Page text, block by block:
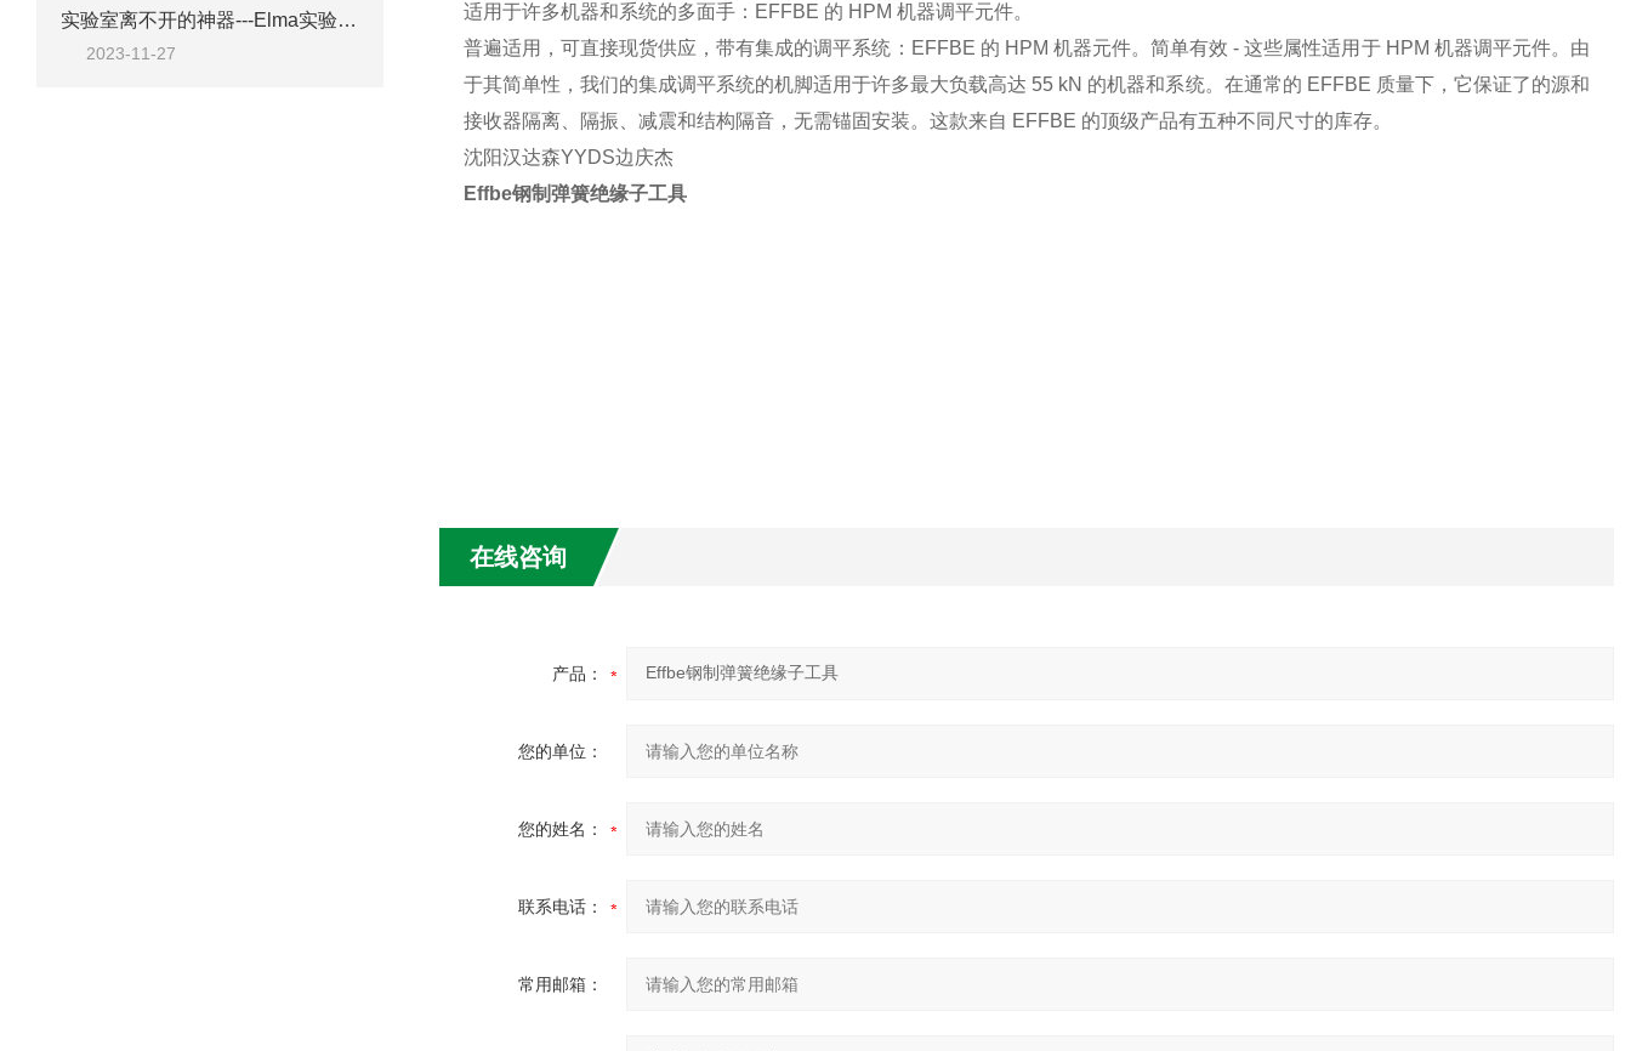
实验室离不开的神器---Elma实验室清洁剂工具A10
2023-11-27
适用于许多机器和系统的多面手：EFFBE 的 HPM 机器调平元件。
普遍适用，可直接现货供应，带有集成的调平系统：EFFBE 的 HPM 机器元件。简单有效 - 这些属性适用于 HPM 机器调平元件。由
于其简单性，我们的集成调平系统的机脚适用于许多最大负载高达 55 kN 的机器和系统。在通常的 EFFBE 质量下，它保证了的源和
接收器隔离、隔振、减震和结构隔音，无需锚固安装。这款来自 EFFBE 的顶级产品有五种不同尺寸的库存。
沈阳汉达森YYDS边庆杰
Effbe钢制弹簧绝缘子工具
在线咨询
产品：
您的单位：
您的姓名：
联系电话：
常用邮箱：